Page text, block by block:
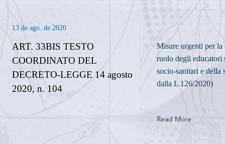
13 de ago. de 2020
ART. 33BIS TESTO
COORDINATO DEL
DECRETO-LEGGE 14 agosto
2020, n. 104
Misure urgenti per
ruolo degli educatori
socio-sanitari e della
dalla L 126/2020)
Read More